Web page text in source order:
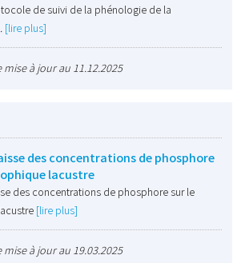
de suivi de la phénologie de la
[lire plus]
mise à jour au 11.12.2025
des concentrations de phosphore
lacustre
des concentrations de phosphore sur le
[lire plus]
mise à jour au 19.03.2025